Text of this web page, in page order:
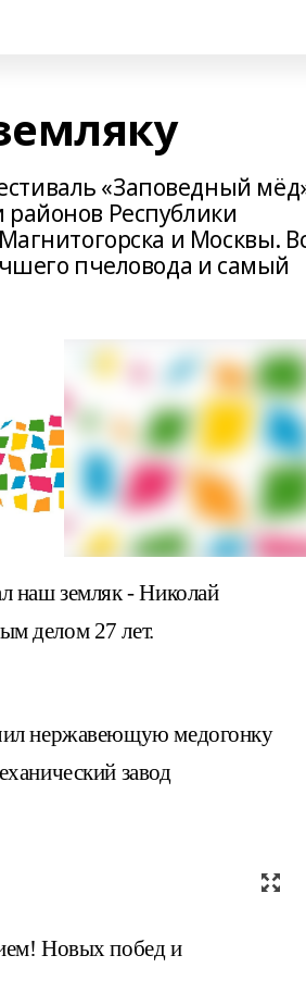
«Заповедный
Республики
и Москвы.
пчеловода и самый
наш земляк - Николай
делом 27 лет.
нержавеющую медогонку
завод
Новых побед и